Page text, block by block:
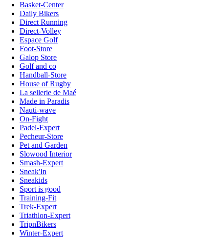
Basket-Center
Daily Bikers
Direct Running
Direct-Volley
Espace Golf
Foot-Store
Galop Store
Golf and co
Handball-Store
House of Rugby
La sellerie de Maé
Made in Paradis
Nauti-wave
On-Fight
Padel-Expert
Pecheur-Store
Pet and Garden
Slowood Interior
Smash-Expert
Sneak'In
Sneakids
Sport is good
Training-Fit
Trek-Expert
Triathlon-Expert
TripnBikers
Winter-Expert